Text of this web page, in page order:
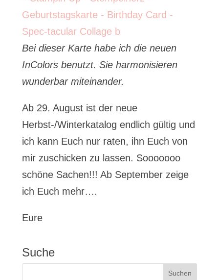
Bei dieser Karte habe ich die neuen
InColors benutzt. Sie harmonisieren
wunderbar miteinander.
Ab 29. August ist der neue
Herbst-/Winterkatalog endlich gültig und
ich kann Euch nur raten, ihn Euch von
mir zuschicken zu lassen. Sooooooo
schöne Sachen!!! Ab September zeige
ich Euch mehr….
Eure
Suche